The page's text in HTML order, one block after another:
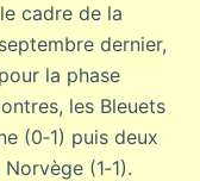
cadre de la
dernier,
la phase
les Bleuets
(0‐1) puis deux
(1‐1).